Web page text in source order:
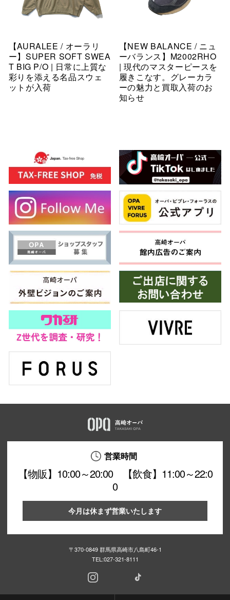
【AURALEE / オーラリ
ー】SUPER SOFT SWEA
T BIG P/O | 日常に上質な
彩りを添える名品スウェ
ットが入荷
【NEW BALANCE / ニュ
ーバランス】M2002RHO
| 現代のマスターピースを
履きこなす。グレーカラ
ーの魅力と買取入荷のお
知らせ
営業時間
【物販】10:00～20:00 【飲食】11:00～22:0
0
今月は休まず営業いたします
〒370-0849 群馬県高崎市八島町46-1
TEL:027-321-8111